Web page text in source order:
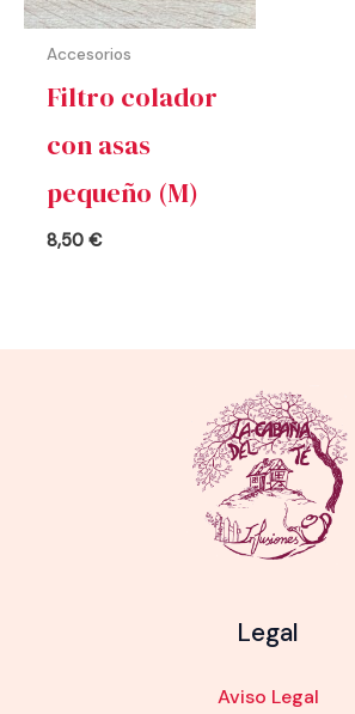
Accesorios
Filtro colador
con asas
pequeño (M)
8,50€
Legal
Aviso Legal